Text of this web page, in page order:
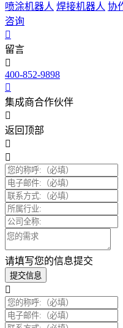
喷涂机器人 焊接机器人 协
咨询
留言
400-852-9898
集成商合作伙伴
返回顶部
请填写您的信息提交
提交信息